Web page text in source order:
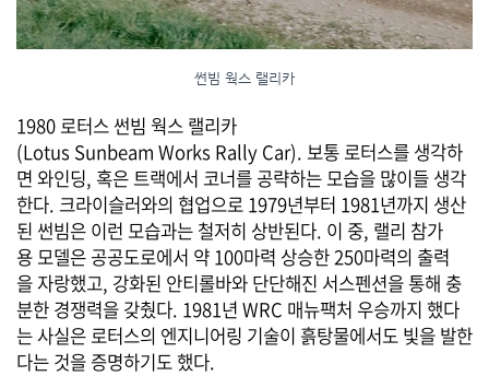
썬빔 웍스 랠리카
1980 로터스 썬빔 웍스 랠리카
(Lotus Sunbeam Works Rally Car). 보통 로터스를 생각하
면 와인딩, 혹은 트랙에서 코너를 공략하는 모습을 많이들 생각
한다. 크라이슬러와의 협업으로 1979년부터 1981년까지 생산
된 썬빔은 이런 모습과는 철저히 상반된다. 이 중, 랠리 참가
용 모델은 공공도로에서 약 100마력 상승한 250마력의 출력
을 자랑했고, 강화된 안티롤바와 단단해진 서스펜션을 통해 충
분한 경쟁력을 갖췄다. 1981년 WRC 매뉴팩처 우승까지 했다
는 사실은 로터스의 엔지니어링 기술이 흙탕물에서도 빛을 발한
다는 것을 증명하기도 했다.